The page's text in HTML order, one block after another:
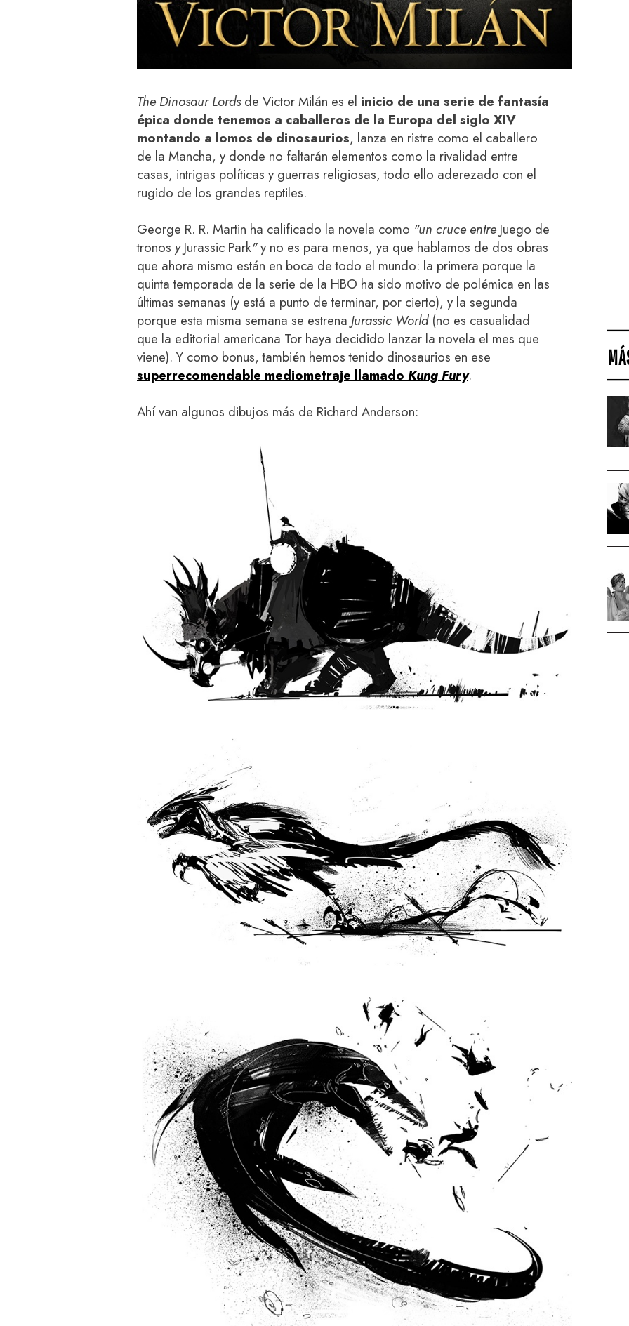
The Dinosaur Lordsde Victor Milán es el inicio de una serie de fantasía
épica donde tenemos a caballeros de la Europa del siglo XIV
montando a lomos de dinosaurios, lanza en ristre como el caballero
de la Mancha, y donde no faltarán elementos como la rivalidad entre
casas, intrigas políticas y guerras religiosas, todo ello aderezado con el
rugido de los grandes reptiles.
George R. R. Martin ha calificado la novela como "un cruce entre Juego de
tronos yJurassic Park"y no es para menos, ya que hablamos de dos obras
que ahora mismo están en boca de todo el mundo: la primera porque la
quinta temporada de la serie de la HBO ha sido motivo de polémica en las
últimas semanas (y está a punto de terminar, por cierto), y la segunda
porque esta misma semana se estrena Jurassic World(no es casualidad
que la editorial americana Tor haya decidido lanzar la novela el mes que
viene). Y como bonus, también hemos tenido dinosaurios en ese
superrecomendable mediometraje llamado Kung Fury.
Ahí van algunos dibujos más de Richard Anderson: